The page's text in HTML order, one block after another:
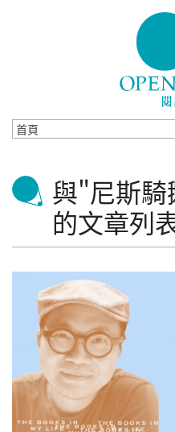
與"尼斯
的文章列